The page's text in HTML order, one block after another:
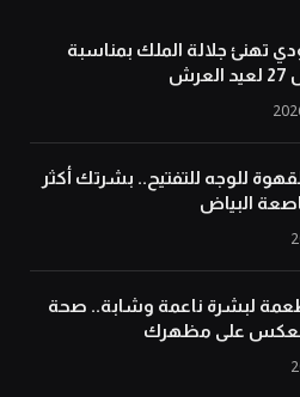
تهنئ جلالة الملك بمناسبة
للوجه للتفتيح.. بشرتك أكثر
البياض
لبشرة ناعمة وشابة.. صحة
على مظهرك